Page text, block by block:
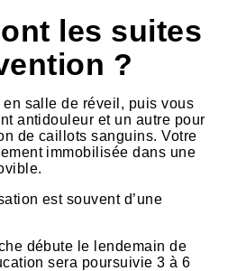
les suites
?
salle de réveil, puis vous
antidouleur et un autre pour
de caillots sanguins. Votre
immobilisée dans une
est souvent d’une
débute le lendemain de
sera poursuivie 3 à 6